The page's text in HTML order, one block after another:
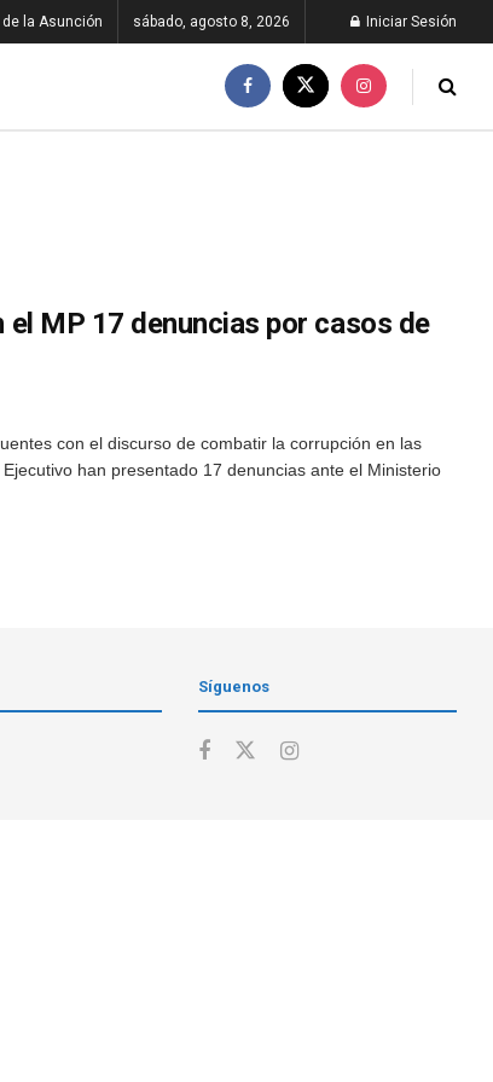
la Asunción sábado, agosto 8, 2026 Iniciar Sesión
el MP 17 denuncias por casos de
con el discurso de combatir la corrupción en las
han presentado 17 denuncias ante el Ministerio
Síguenos